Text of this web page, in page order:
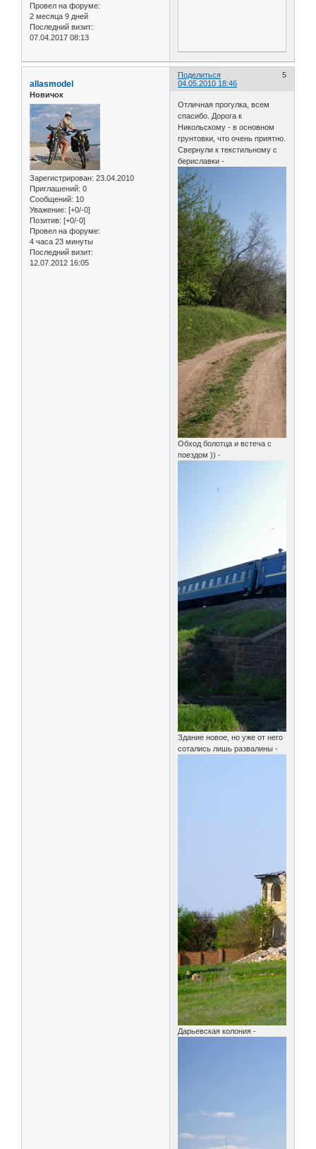
Провел на форуме:
2 месяца 9 дней
Последний визит:
07.04.2017 08:13
Поделиться
5
04.05.2010 18:46
allasmodel
Новичок
Зарегистрирован: 23.04.2010
Приглашений: 0
Сообщений: 10
Уважение: [+0/-0]
Позитив: [+0/-0]
Провел на форуме:
4 часа 23 минуты
Последний визит:
12.07.2012 16:05
Отличная прогулка, всем
спасибо. Дорога к
Никольскому - в основном
грунтовки, что очень приятно.
Cвернули к текстильному с
бериславки -
Обход болотца и встеча с
поездом )) -
Здание новое, но уже от него
сотались лишь развалины -
Дарьевская колония -